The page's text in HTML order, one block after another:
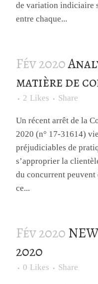
de variation indiciaire
entre chaque...
Fév 2020
matière de
2 Likes Share
Un récent arrêt de la
2020 (n° 17-31614)
préjudiciables de
s’approprier la
du concurrent peuvent
ce...
Fév 2020
2020
0 Likes Share